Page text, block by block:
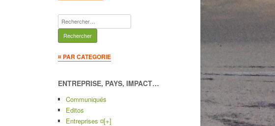
Rechercher :
¤ PAR CATEGORIE
ENTREPRISE, PAYS, IMPACT…
Communiqués
Editos
Entreprises ¤[+]